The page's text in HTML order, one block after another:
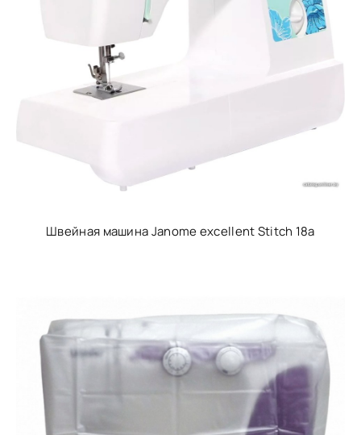
Швейная машина Janome excellent Stitch 18a